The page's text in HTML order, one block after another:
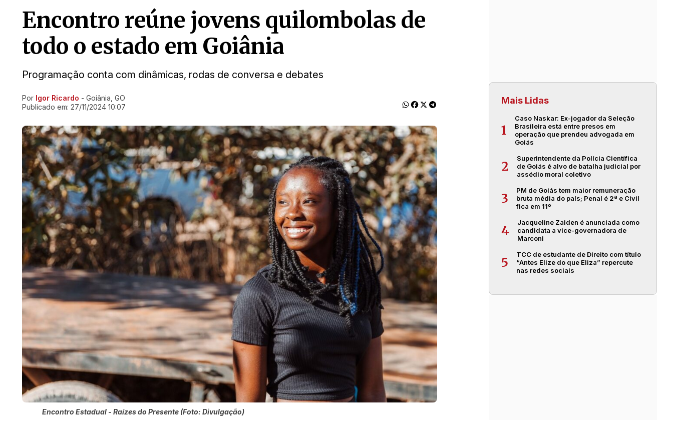
Encontro reúne jovens quilombolas de
todo o estado em Goiânia
Programação conta com dinâmicas, rodas de conversa e debates
Ir direto pra matéria
Por Igor Ricardo - Goiânia, GO
Publicado em: 27/11/2024 10:07
Encontro Estadual - Raízes do Presente (Foto: Divulgação)
Mais Lidas
1
Caso Naskar: Ex-jogador da Seleção
Brasileira está entre presos em
operação que prendeu advogada em
Goiás
2
Superintendente da Polícia Científica
de Goiás é alvo de batalha judicial por
assédio moral coletivo
3
PM de Goiás tem maior remuneração
bruta média do país; Penal é 2ª e Civil
fica em 11º
4
Jacqueline Zaiden é anunciada como
candidata a vice-governadora de
Marconi
5
TCC de estudante de Direito com título
“Antes Elize do que Eliza” repercute
nas redes sociais